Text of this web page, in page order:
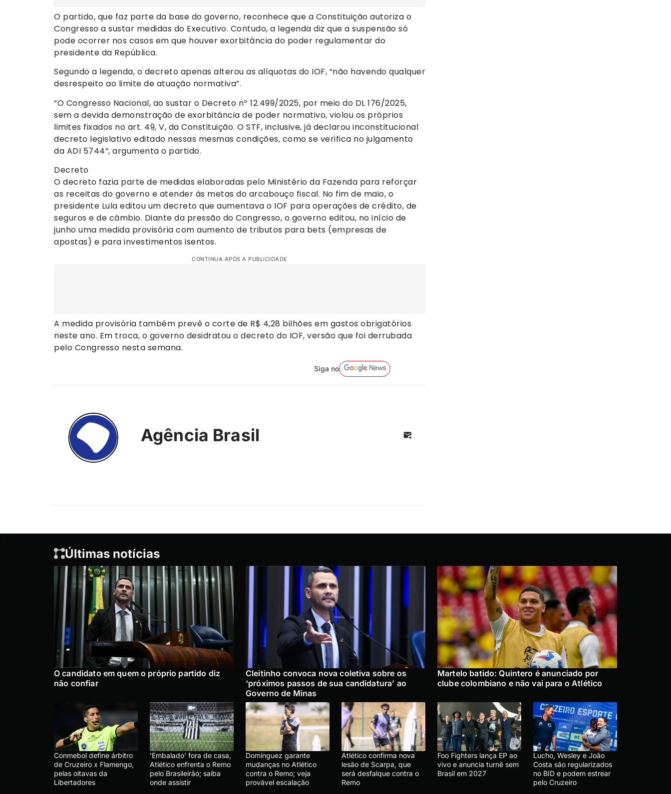
O partido, que faz parte da base do governo, reconhece que a Constituição autoriza o
Congresso a sustar medidas do Executivo. Contudo, a legenda diz que a suspensão só
pode ocorrer nos casos em que houver exorbitância do poder regulamentar do
presidente da República.
Segundo a legenda, o decreto apenas alterou as alíquotas do IOF, “não havendo qualquer
desrespeito ao limite de atuação normativa”.
“O Congresso Nacional, ao sustar o Decreto nº 12.499/2025, por meio do DL 176/2025,
sem a devida demonstração de exorbitância de poder normativo, violou os próprios
limites fixados no art. 49, V, da Constituição. O STF, inclusive, já declarou inconstitucional
decreto legislativo editado nessas mesmas condições, como se verifica no julgamento
da ADI 5744”, argumenta o partido.
Decreto
O decreto fazia parte de medidas elaboradas pelo Ministério da Fazenda para reforçar
as receitas do governo e atender às metas do arcabouço fiscal. No fim de maio, o
presidente Lula editou um decreto que aumentava o IOF para operações de crédito, de
seguros e de câmbio. Diante da pressão do Congresso, o governo editou, no início de
junho uma medida provisória com aumento de tributos para bets (empresas de
apostas) e para investimentos isentos.
CONTINUA APÓS A PUBLICIDADE
A medida provisória também prevê o corte de R$ 4,28 bilhões em gastos obrigatórios
neste ano. Em troca, o governo desidratou o decreto do IOF, versão que foi derrubada
pelo Congresso nesta semana.
Siga no
Agência Brasil
Últimas notícias
O candidato em quem o próprio partido diz
não confiar
Cleitinho convoca nova coletiva sobre os
‘próximos passos de sua candidatura’ ao
Governo de Minas
Martelo batido: Quintero é anunciado por
clube colombiano e não vai para o Atlético
Conmebol define árbitro
de Cruzeiro x Flamengo,
pelas oitavas da
Libertadores
‘Embalado’ fora de casa,
Atlético enfrenta o Remo
pelo Brasileirão; saiba
onde assistir
Domínguez garante
mudanças no Atlético
contra o Remo; veja
provável escalação
Atlético confirma nova
lesão de Scarpa, que
será desfalque contra o
Remo
Foo Fighters lança EP ao
vivo e anuncia turnê sem
Brasil em 2027
Lucho, Wesley e João
Costa são regularizados
no BID e podem estrear
pelo Cruzeiro